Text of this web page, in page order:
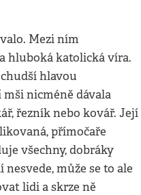
Mezi ním
hluboká katolická víra.
hlavou
nicméně dávala
řezník nebo kovář. Její
přímočaře
všechny, dobráky
může se to ale
lidi a skrze ně